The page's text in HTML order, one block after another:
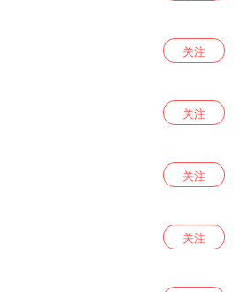
关注
关注
关注
关注